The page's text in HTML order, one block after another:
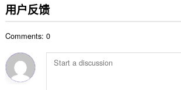
用户反馈
Comments: 0